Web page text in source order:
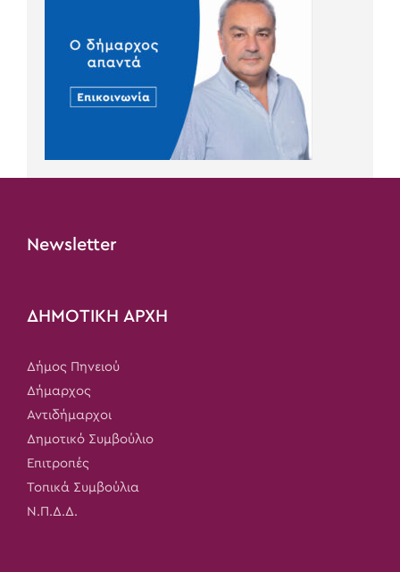
Newsletter
ΔΗΜΟΤΙΚΗ ΑΡΧΗ
Δήμος Πηνειού
Δήμαρχος
Αντιδήμαρχοι
Δημοτικό Συμβούλιο
Επιτροπές
Τοπικά Συμβούλια
Ν.Π.Δ.Δ.